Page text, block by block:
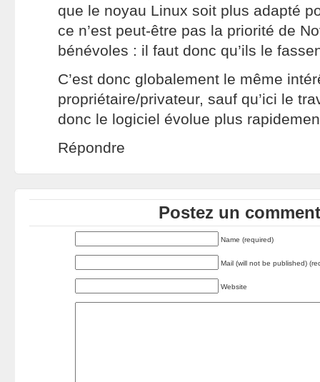
que le noyau Linux soit plus adapté
ce n’est peut-être pas la priorité de
bénévoles : il faut donc qu’ils le
C’est donc globalement le même
propriétaire/privateur, sauf qu’ici le
donc le logiciel évolue plus
Répondre
Postez un
Name (required)
Mail (will not be published)
Website